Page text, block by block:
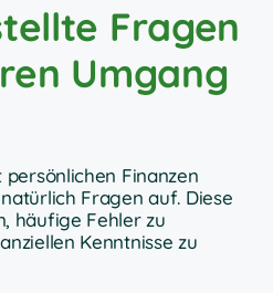
Fragen
Umgang
Finanzen
Fragen auf. Diese
häufige Fehler zu
Kenntnisse zu